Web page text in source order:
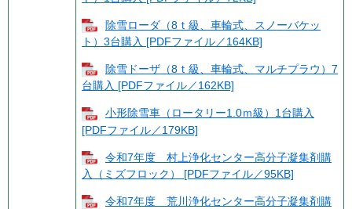
除雪ローダ（8ｔ級、車輪式、スノーバケッ
ト）3台購入 [PDFファイル／164KB]
除雪ドーザ（8ｔ級、車輪式、マルチプラウ）7
台購入 [PDFファイル／162KB]
小形除雪車（ロータリー1.0ｍ級）1台購入
[PDFファイル／179KB]
令和7年度 村上浄化センター高分子凝集剤購
入（ミズフロック） [PDFファイル／95KB]
令和7年度 荒川浄化センター高分子凝集剤購